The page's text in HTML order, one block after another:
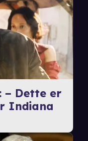
– Dette er
Indiana